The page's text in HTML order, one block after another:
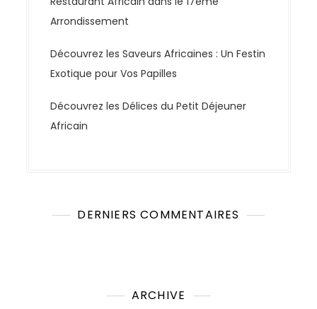
Arrondissement
Découvrez les Saveurs Africaines : Un Festin
Exotique pour Vos Papilles
Découvrez les Délices du Petit Déjeuner
Africain
DERNIERS COMMENTAIRES
ARCHIVE